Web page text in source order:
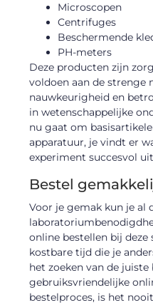
Microscopen
Centrifuges
Beschermende
PH-meters
Deze producten zijn
voldoen aan de strenge
nauwkeurigheid en
in wetenschappelijke
nu gaat om
apparatuur, je vindt er
experiment succesvol
Bestel
Voor je gemak kun je al
online bestellen bij
kostbare tijd die je
het zoeken van de
gebruiksvriendelijke
bestelproces, is het